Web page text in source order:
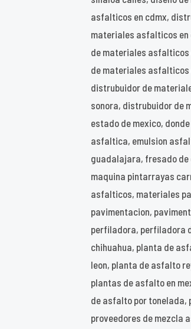
asfalticos en cdmx,
materiales asfalticos
de materiales
de materiales asfalticos
distrubuidor de
sonora, distrubuidor de
estado de mexico,
asfaltica, emulsion
guadalajara, fresado
maquina pintarrayas
asfalticos, materiales
pavimentacion,
perfiladora, perfiladora
chihuahua, planta de
leon, planta de asfalto
plantas de asfalto en
de asfalto por tonelada,
proveedores de mezcla